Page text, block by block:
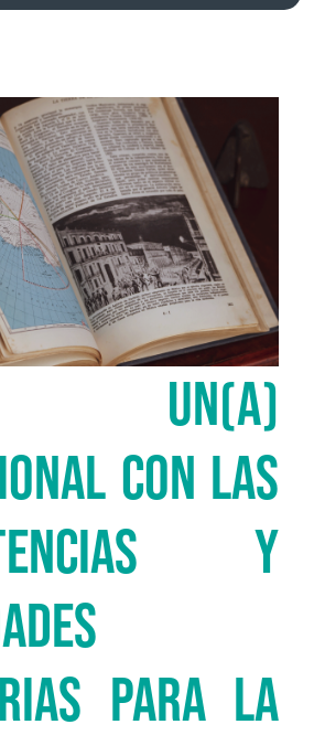
UN(A)
CON LAS
Y
PARA LA